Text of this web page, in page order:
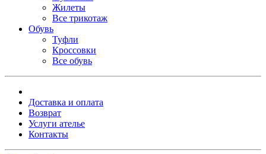
Жилеты
Все трикотаж
Обувь
Туфли
Кроссовки
Все обувь
Доставка и оплата
Возврат
Услуги ателье
Контакты